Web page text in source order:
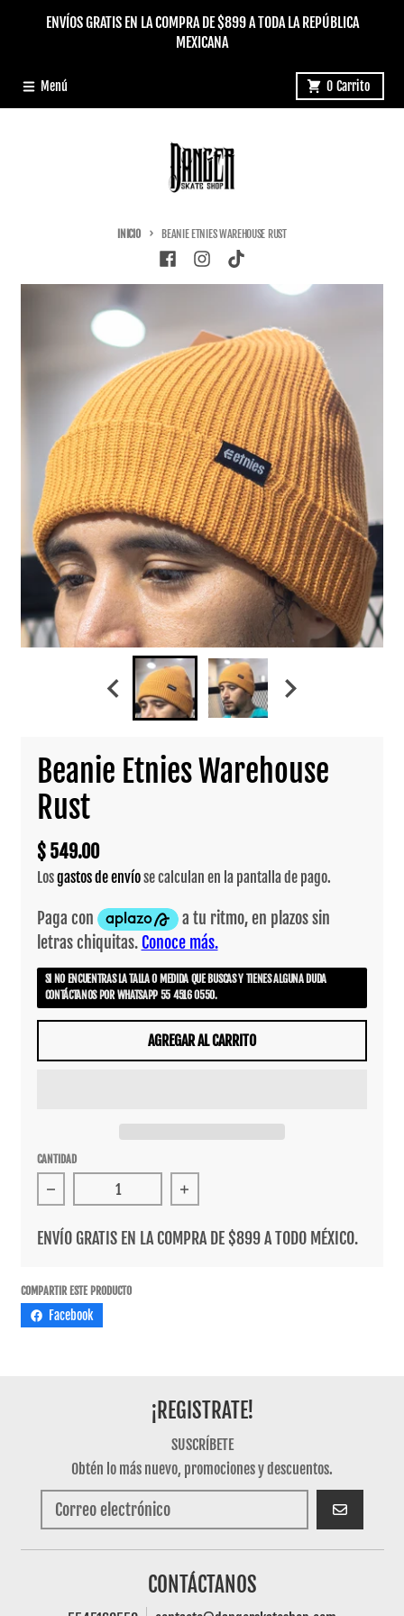
Ir directamente al contenido
ENVÍOS GRATIS EN LA COMPRA DE $899 A TODA LA REPÚBLICA
MEXICANA
Menú 0 Carrito
INICIO BEANIE ETNIES WAREHOUSE RUST
Ir directamente a la información del producto
Beanie Etnies Warehouse
Rust
$ 549.00
Losgastos de envíose calculan en la pantalla de pago.
SI NO ENCUENTRAS LA TALLA O MEDIDA QUE BUSCAS Y TIENES ALGUNA DUDA
CONTÁCTANOS POR WHATSAPP 55 4516 0550.
AGREGAR AL CARRITO
CANTIDAD
Reducir cantidad para Beanie Etnies Warehouse Rust
Aumentar cantidad para Beanie
ENVÍO GRATIS EN LA COMPRA DE $899 A TODO MÉXICO.
COMPARTIR ESTE PRODUCTO
Facebook
¡REGISTRATE!
SUSCRÍBETE
Obtén lo más nuevo, promociones y descuentos.
SUSCRIBIRSE
CONTÁCTANOS